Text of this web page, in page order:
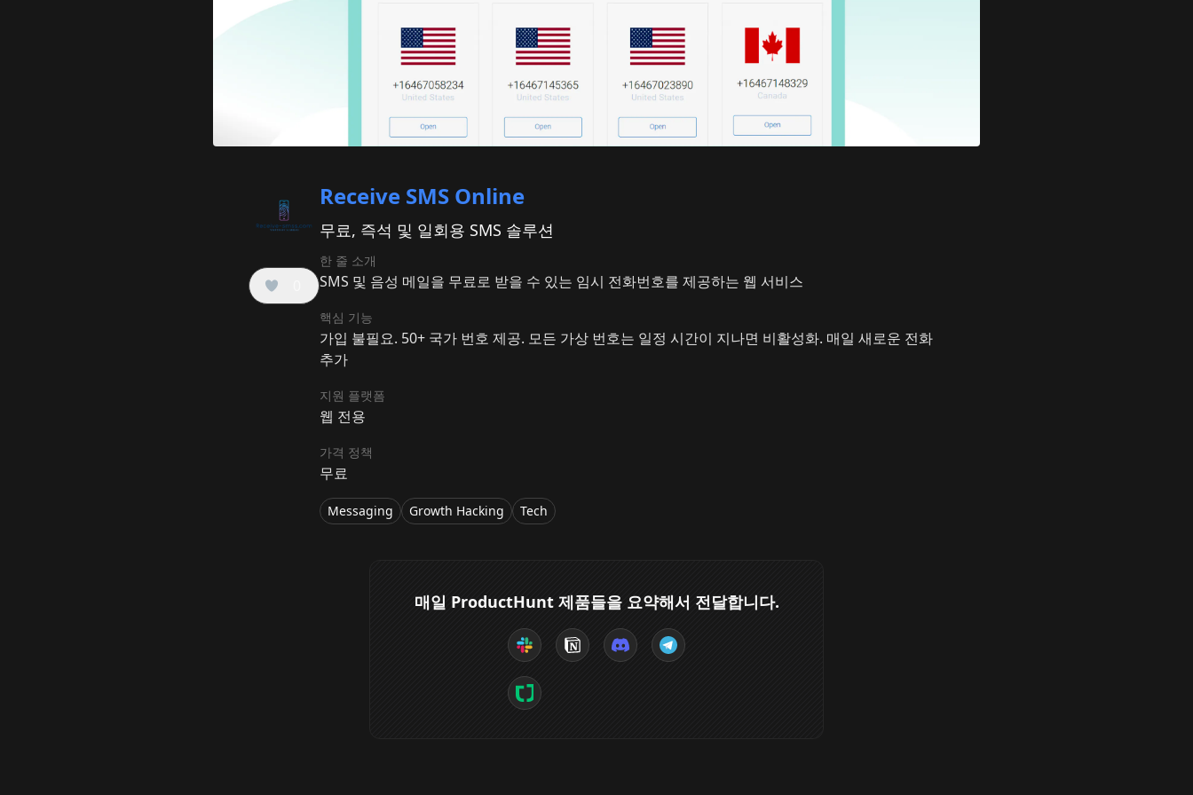
Receive SMS Online
무료, 즉석 및 일회용 SMS 솔루션
한 줄 소개
SMS 및 음성 메일을 무료로 받을 수 있는 임시 전화번호를 제공하는 웹 서비스
핵심 기능
가입 불필요. 50+ 국가 번호 제공. 모든 가상 번호는 일정 시간이 지나면 비활성화. 매일 새로운 전화
추가
지원 플랫폼
웹 전용
가격 정책
무료
Messaging Growth Hacking Tech
매일 ProductHunt 제품들을 요약해서 전달합니다.